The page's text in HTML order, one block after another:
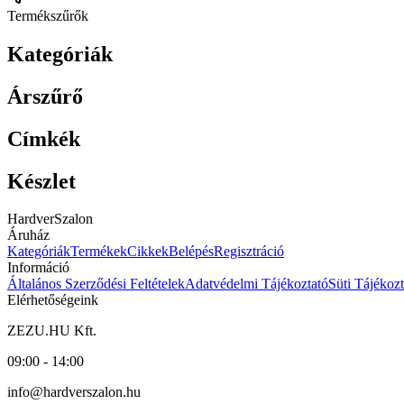
Termékszűrők
Kategóriák
Árszűrő
Címkék
Készlet
HardverSzalon
Áruház
KategóriákTermékekCikkekBelépésRegisztráció
Információ
Általános Szerződési FeltételekAdatvédelmi TájékoztatóSüti
Elérhetőségeink
ZEZU.HU Kft.
09:00 - 14:00
info@hardverszalon.hu